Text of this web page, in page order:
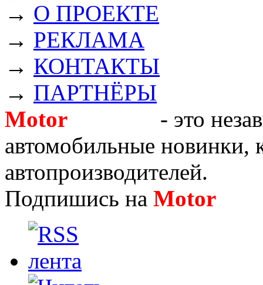
→ О ПРОЕКТЕ
→ РЕКЛАМА
→ КОНТАКТЫ
→ ПАРТНЁРЫ
Motor
- это
автомобильные новинки,
автопроизводителей.
Подпишись на Motor